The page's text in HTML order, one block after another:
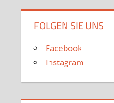
FOLGEN SIE UNS
Facebook
Instagram